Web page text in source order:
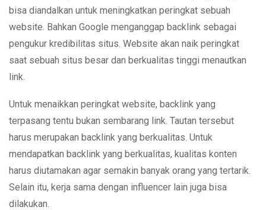
bisa diandalkan untuk meningkatkan peringkat sebuah
website. Bahkan Google menganggap backlink sebagai
pengukur kredibilitas situs. Website akan naik peringkat
saat sebuah situs besar dan berkualitas tinggi menautkan
link.
Untuk menaikkan peringkat website, backlink yang
terpasang tentu bukan sembarang link. Tautan tersebut
harus merupakan backlink yang berkualitas. Untuk
mendapatkan backlink yang berkualitas, kualitas konten
harus diutamakan agar semakin banyak orang yang tertarik.
Selain itu, kerja sama dengan influencer lain juga bisa
dilakukan.